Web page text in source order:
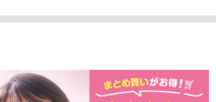
1,760円(税込)